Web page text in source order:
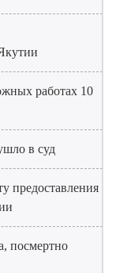
работах 10
в суд
предоставления
посмертно